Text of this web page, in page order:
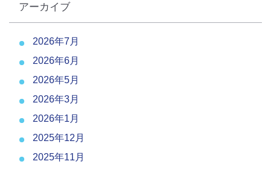
アーカイブ
2026年7月
2026年6月
2026年5月
2026年3月
2026年1月
2025年12月
2025年11月